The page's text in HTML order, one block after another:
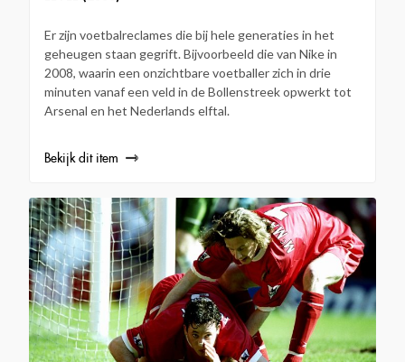
Er zijn voetbalreclames die bij hele generaties in het
geheugen staan gegrift. Bijvoorbeeld die van Nike in
2008, waarin een onzichtbare voetballer zich in drie
minuten vanaf een veld in de Bollenstreek opwerkt tot
Arsenal en het Nederlands elftal.
Bekijk dit item